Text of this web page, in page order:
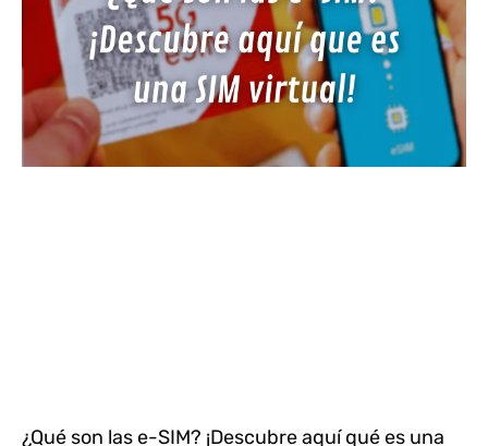
¿Qué son las e-SIM? ¡Descubre aquí qué es una